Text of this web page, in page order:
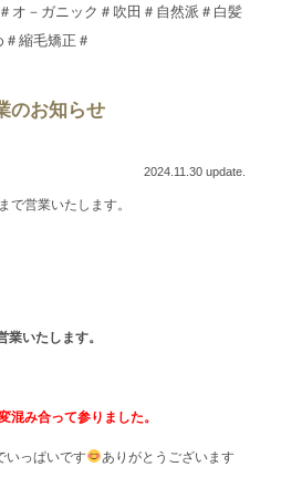
オ－ガニック＃吹田＃自然派＃白髪
＃縮毛矯正＃
お知らせ
2024.11.30 update.
で営業いたします。
いたします。
み合って参りました。
いっぱいです ありがとうございます